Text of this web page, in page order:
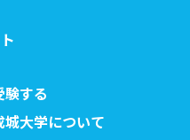
験する
城大学について